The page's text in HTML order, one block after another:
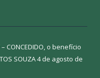
– CONCEDIDO, o benefício
SOUZA4 de agosto de